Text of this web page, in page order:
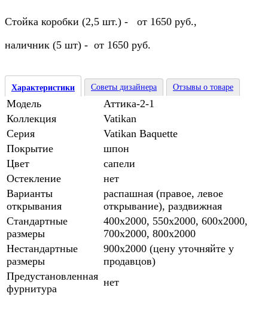
Стойка коробки (2,5 шт.) - от 1650 руб.,
наличник (5 шт) - от 1650 руб.
Характеристики Советы дизайнера Отзывы о товаре
Модель
Аттика-2-1
Коллекция
Vatikan
Серия
Vatikan Baquette
Покрытие
шпон
Цвет
сапели
Остекление
нет
Варианты
открывания
распашная (правое, левое
открывание), раздвижная
Стандартные
размеры
400х2000, 550х2000, 600х2000,
700х2000, 800х2000
Нестандартные
размеры
900х2000 (цену уточняйте у
продавцов)
Предустановленная
фурнитура
нет